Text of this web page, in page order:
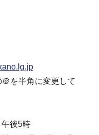
を半角に変更して
後5時